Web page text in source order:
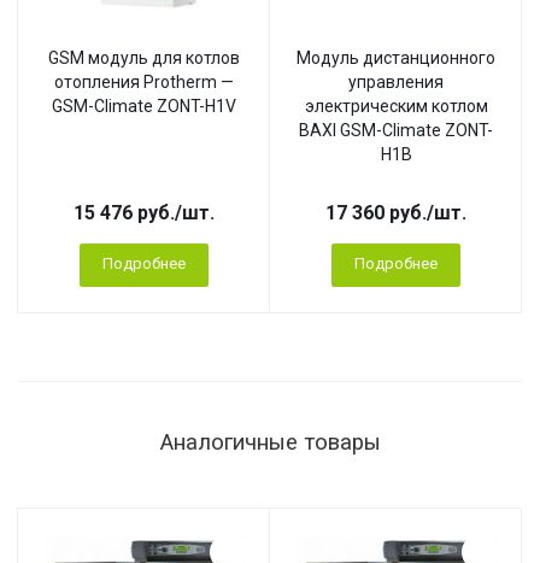
GSM модуль для котлов
отопления Protherm —
GSM-Climate ZONT-H1V
15 476 руб./шт.
Подробнее
Модуль дистанционного
управления
электрическим котлом
BAXI GSM-Climate ZONT-
H1B
17 360 руб./шт.
Подробнее
Аналогичные товары